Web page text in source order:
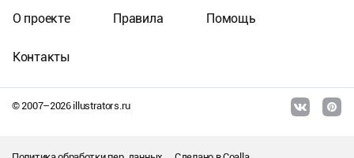
© 2007–2026illustrators.ru
О проекте Правила Помощь
Контакты